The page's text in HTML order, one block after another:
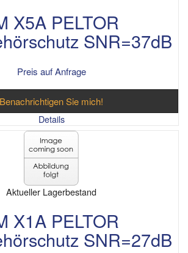
X5A PELTOR
SNR=37dB
Preis auf Anfrage
Benachrichtigen Sie mich!
Details
Aktueller Lagerbestand
X1A PELTOR
SNR=27dB